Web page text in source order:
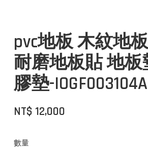
pvc地板 木紋地
耐磨地板貼 地
膠墊-IOGF003104A
NT$ 12,000
數量